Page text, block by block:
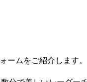
ームをご紹介します。